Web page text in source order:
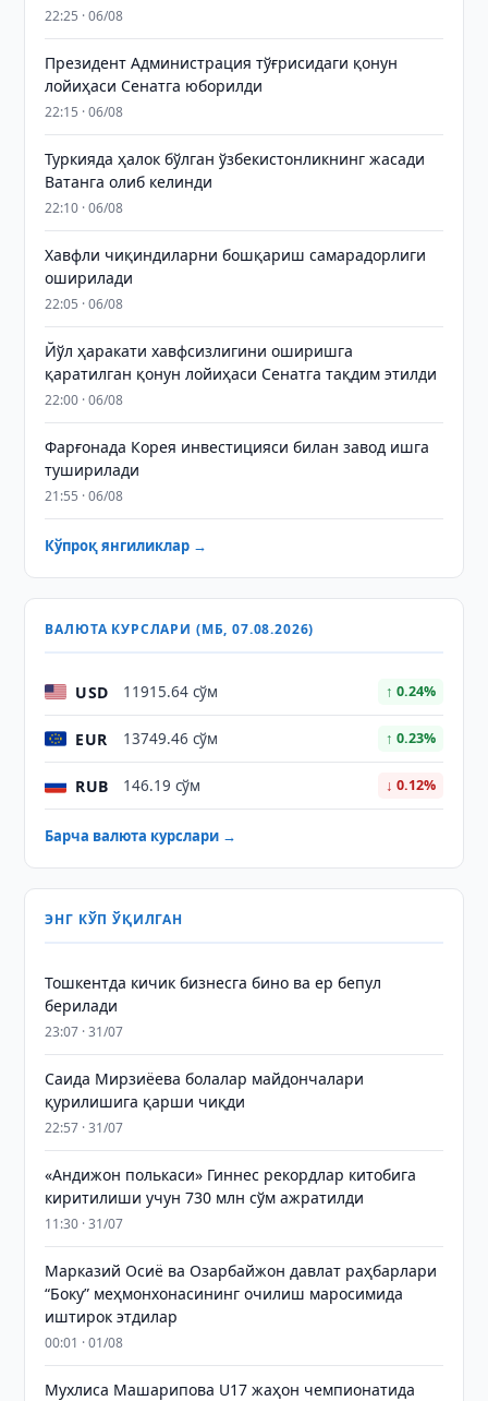
22:25 · 06/08
Президент Администрация тўғрисидаги қонун
лойиҳаси Сенатга юборилди
22:15 · 06/08
Туркияда ҳалок бўлган ўзбекистонликнинг жасади
Ватанга олиб келинди
22:10 · 06/08
Хавфли чиқиндиларни бошқариш самарадорлиги
оширилади
22:05 · 06/08
Йўл ҳаракати хавфсизлигини оширишга
қаратилган қонун лойиҳаси Сенатга тақдим этилди
22:00 · 06/08
Фарғонада Корея инвестицияси билан завод ишга
туширилади
21:55 · 06/08
Кўпроқ янгиликлар →
ВАЛЮТА КУРСЛАРИ (МБ, 07.08.2026)
USD 11915.64 сўм ↑ 0.24%
EUR 13749.46 сўм ↑ 0.23%
RUB 146.19 сўм ↓ 0.12%
Барча валюта курслари →
ЭНГ КЎП ЎҚИЛГАН
Тошкентда кичик бизнесга бино ва ер бепул
берилади
23:07 · 31/07
Саида Мирзиёева болалар майдончалари
қурилишига қарши чиқди
22:57 · 31/07
«Андижон полькаси» Гиннес рекордлар китобига
киритилиши учун 730 млн сўм ажратилди
11:30 · 31/07
Марказий Осиё ва Озарбайжон давлат раҳбарлари
“Боку” меҳмонхонасининг очилиш маросимида
иштирок этдилар
00:01 · 01/08
Мухлиса Машарипова U17 жаҳон чемпионатида